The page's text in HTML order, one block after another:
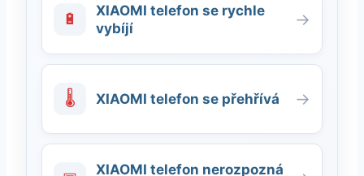
🔋
XIAOMI telefon se rychle
vybíjí
→
🌡 XIAOMI telefon se přehřívá →
XIAOMI telefon nerozpozná